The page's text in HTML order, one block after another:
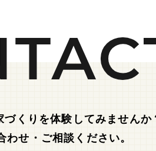
くりを体験してみませんか
わせ・ご相談ください。